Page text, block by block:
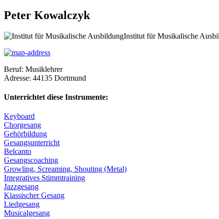
Peter Kowalczyk
Institut für Musikalische
Beruf: Musiklehrer
Adresse: 44135 Dortmund
Unterrichtet diese Instrumente:
Keyboard
Chorgesang
Gehörbildung
Gesangsunterricht
Belcanto
Gesangscoaching
Growling, Screaming, Shouting (Metal)
Integratives Stimmtraining
Jazzgesang
Klassischer Gesang
Liedgesang
Musicalgesang